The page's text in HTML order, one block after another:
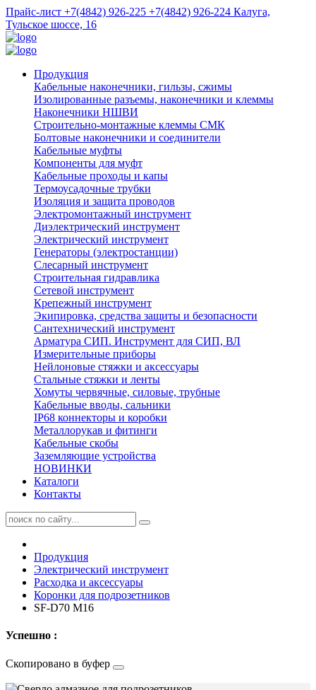
Прайс-лист +7(4842) 926-225 +7(4842) 926-224 Калуга,
Тульское шоссе, 16
Продукция
Кабельные наконечники, гильзы, сжимы
Изолированные разъемы, наконечники и клеммы
Наконечники НШВИ
Строительно-монтажные клеммы СМК
Болтовые наконечники и соединители
Кабельные муфты
Компоненты для муфт
Кабельные проходы и капы
Термоусадочные трубки
Изоляция и защита проводов
Электромонтажный инструмент
Диэлектрический инструмент
Электрический инструмент
Генераторы (электростанции)
Слесарный инструмент
Строительная гидравлика
Сетевой инструмент
Крепежный инструмент
Экипировка, средства защиты и безопасности
Сантехнический инструмент
Арматура СИП. Инструмент для СИП, ВЛ
Измерительные приборы
Нейлоновые стяжки и аксессуары
Стальные стяжки и ленты
Хомуты червячные, силовые, трубные
Кабельные вводы, сальники
IP68 коннекторы и коробки
Металлорукав и фитинги
Кабельные скобы
Заземляющие устройства
НОВИНКИ
Каталоги
Контакты
Продукция
Электрический инструмент
Расходка и аксессуары
Коронки для подрозетников
SF-D70 M16
Успешно :
Скопировано в буфер